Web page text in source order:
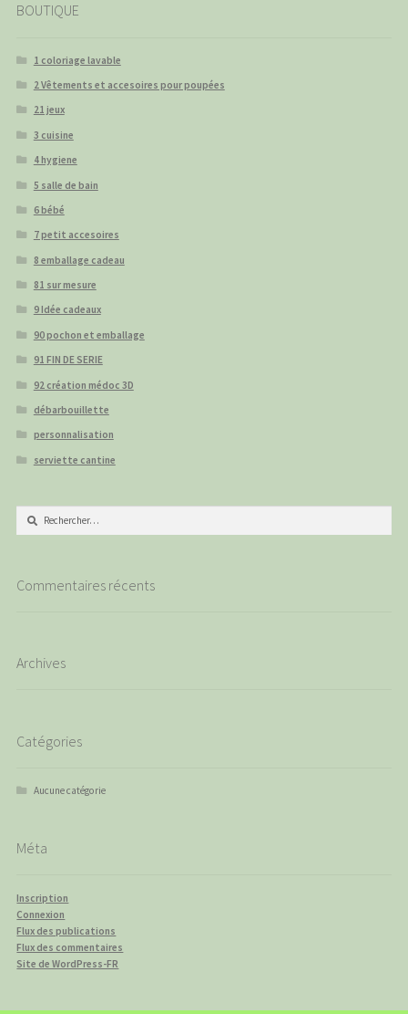
BOUTIQUE
1 coloriage lavable
2 Vêtements et accesoires pour poupées
21 jeux
3 cuisine
4 hygiene
5 salle de bain
6 bébé
7 petit accesoires
8 emballage cadeau
81 sur mesure
9 Idée cadeaux
90 pochon et emballage
91 FIN DE SERIE
92 création médoc 3D
débarbouillette
personnalisation
serviette cantine
Rechercher :
Commentaires récents
Archives
Catégories
Aucune catégorie
Méta
Inscription
Connexion
Flux des publications
Flux des commentaires
Site de WordPress-FR